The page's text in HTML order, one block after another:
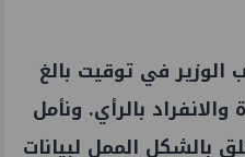
الوزيرفي توقيت بالغ
بالرأي. ونأمل
بالشكل الممل لبيانات